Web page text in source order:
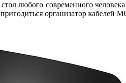
любого современного
организатор кабелей